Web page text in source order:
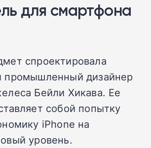
для смартфона
спроектировала
промышленный дизайнер
Бейли Хикава. Ее
собой попытку
iPhone на
уровень.